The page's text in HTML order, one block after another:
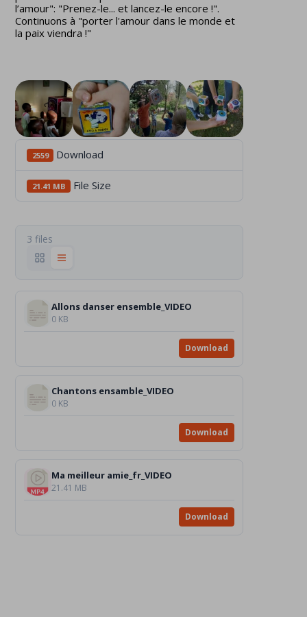
l’amour": "Prenez-le... et lancez-le encore !".
Continuons à "porter l'amour dans le monde et
la paix viendra !"
2559 Download
21.41 MB File Size
3 files
Allons danser ensemble_VIDEO
0 KB
Download
Chantons ensamble_VIDEO
0 KB
Download
Ma meilleur amie_fr_VIDEO
21.41 MB
Download